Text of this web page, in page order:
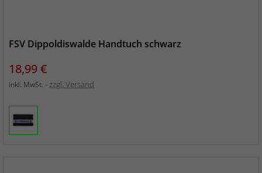
FSV Dippoldiswalde Handtuch schwarz
Preis
18,99 €
inkl. MwSt. zzgl. Versand